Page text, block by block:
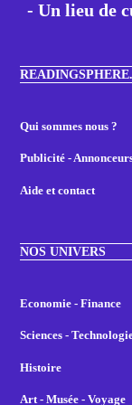
- Un lieu de
Qui sommes nous ?
Publicité -
Aide et contact
NOS UNIVERS
Economie - Finance
Sciences -
Histoire
Art - Musée - Voyage